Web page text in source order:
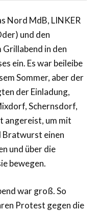
Nord MdB, LINKER
und den
Grillabend in den
ein. Es war beileibe
Sommer, aber der
der Einladung,
Schernsdorf,
angereist, um mit
Bratwurst einen
und über die
bewegen.
war groß. So
Protest gegen die